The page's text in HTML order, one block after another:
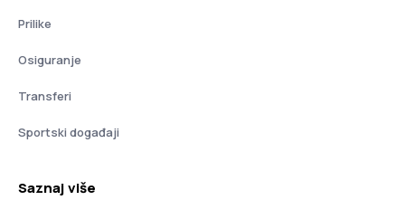
Prilike
Osiguranje
Transferi
Sportski događaji
Saznaj više